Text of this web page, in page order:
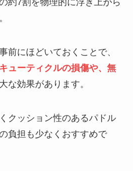
前にほどいておくことで、
ューティクルの損傷や、無
な効果があります。
クッション性のあるパドル
負担も少なくおすすめで